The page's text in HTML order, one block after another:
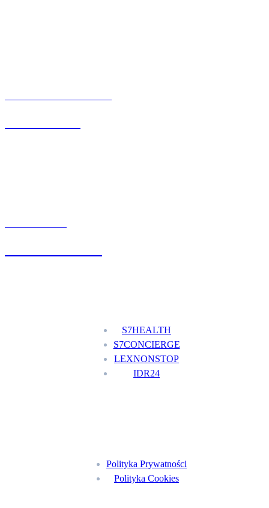
S7HEALTH
S7CONCIERGE
LEXNONSTOP
IDR24
Polityka Prywatności
Polityka Cookies